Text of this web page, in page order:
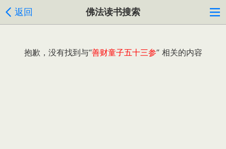
返回 佛法读书搜索
抱歉，没有找到与“善财童子五十三参” 相关的内容